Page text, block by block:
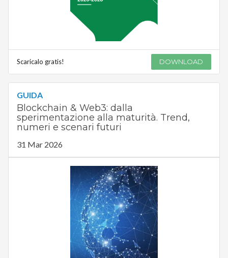
Scaricalo gratis! DOWNLOAD
GUIDA
Blockchain & Web3: dalla
sperimentazione alla maturità. Trend,
numeri e scenari futuri
31 Mar 2026